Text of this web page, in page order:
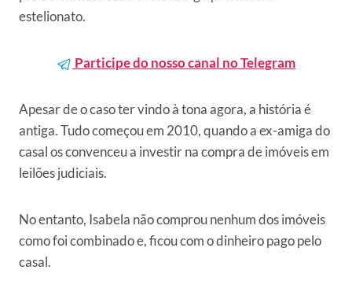
estelionato.
Participe do nosso canal no Telegram
Apesar de o caso ter vindo à tona agora, a história é
antiga. Tudo começou em 2010, quando a ex-amiga do
casal os convenceu a investir na compra de imóveis em
leilões judiciais.
No entanto, Isabela não comprou nenhum dos imóveis
como foi combinado e, ficou com o dinheiro pago pelo
casal.